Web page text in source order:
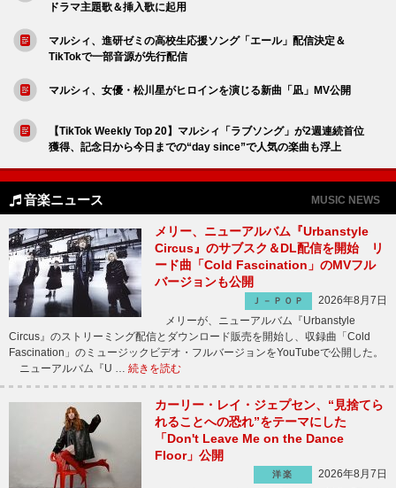
ドラマ主題歌＆挿入歌に起用
マルシィ、進研ゼミの高校生応援ソング「エール」配信決定＆
TikTokで一部音源が先行配信
マルシィ、女優・松川星がヒロインを演じる新曲「凪」MV公開
【TikTok Weekly Top 20】マルシィ「ラブソング」が2週連続首位
獲得、記念日から今日までの“day since”で人気の楽曲も浮上
音楽ニュース MUSIC NEWS
メリー、ニューアルバム『Urbanstyle
Circus』のサブスク＆DL配信を開始 リ
ード曲「Cold Fascination」のMVフル
バージョンも公開
Ｊ－ＰＯＰ
2026年8月7日
メリーが、ニューアルバム『Urbanstyle
Circus』のストリーミング配信とダウンロード販売を開始し、収録曲「Cold
Fascination」のミュージックビデオ・フルバージョンをYouTubeで公開した。
ニューアルバム『U … 続きを読む
カーリー・レイ・ジェプセン、“見捨てら
れることへの恐れ”をテーマにした
「Don't Leave Me on the Dance
Floor」公開
洋楽
2026年8月7日